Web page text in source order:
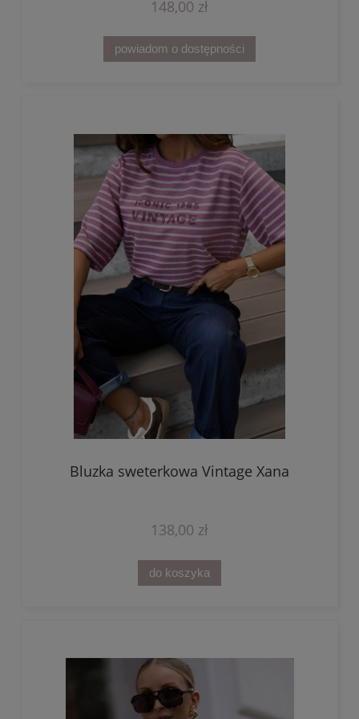
148,00 zł
powiadom o dostępności
Bluzka sweterkowa Vintage Xana
138,00 zł
do koszyka